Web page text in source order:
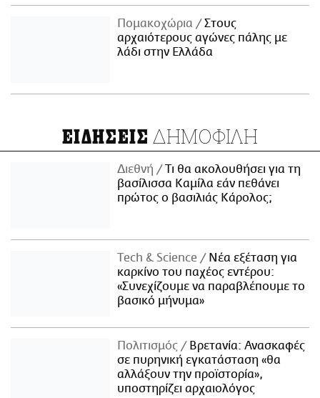
Πομακοχώρια
Στους
αρχαιότερους αγώνες πάλης με
λάδι στην Ελλάδα
ΕΙΔΗΣΕΙΣ ΔΗΜΟΦΙΛΗ
Διεθνή
Τι θα ακολουθήσει για τη
βασίλισσα Καμίλα εάν πεθάνει
πρώτος ο βασιλιάς Κάρολος;
Τech & Science
Νέα εξέταση για
καρκίνο του παχέος εντέρου:
«Συνεχίζουμε να παραβλέπουμε το
βασικό μήνυμα»
Πολιτισμός
Βρετανία: Ανασκαφές
σε πυρηνική εγκατάσταση «θα
αλλάξουν την προϊστορία»,
υποστηρίζει αρχαιολόγος